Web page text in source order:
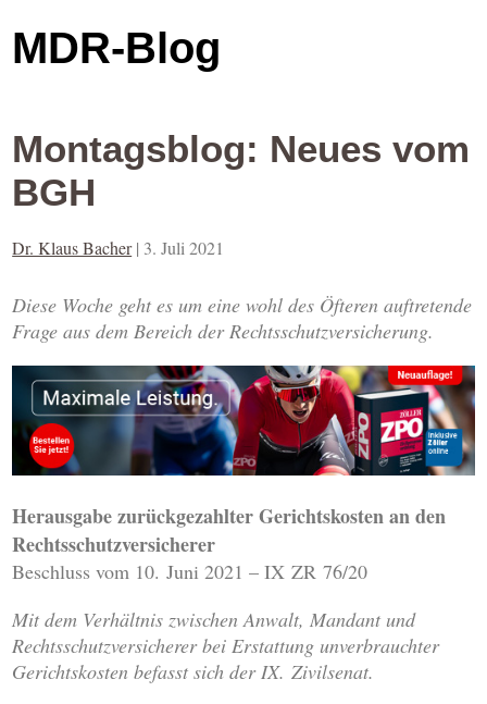
MDR-Blog
Montagsblog: Neues vom
BGH
Dr. Klaus Bacher | 3. Juli 2021
Diese Woche geht es um eine wohl des Öfteren auftretende
Frage aus dem Bereich der Rechtsschutzversicherung.
Herausgabe zurückgezahlter Gerichtskosten an den
Rechtsschutzversicherer
Beschluss vom 10. Juni 2021 – IX ZR 76/20
Mit dem Verhältnis zwischen Anwalt, Mandant und
Rechtsschutzversicherer bei Erstattung unverbrauchter
Gerichtskosten befasst sich der IX. Zivilsenat.